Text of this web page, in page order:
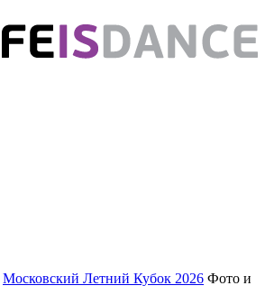
Московский Летний Кубок 2026 Фото и